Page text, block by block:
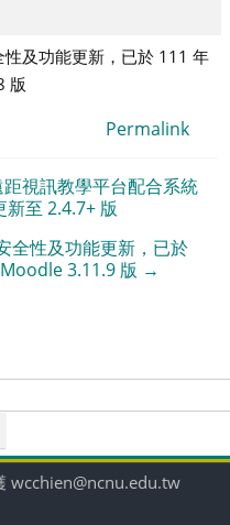
及功能更新，已於 111 年
版
Permalink
視訊教學平台配合系統
至 2.4.7+ 版
全性及功能更新，已於
3.11.9 版 →
wcchien@ncnu.edu.tw